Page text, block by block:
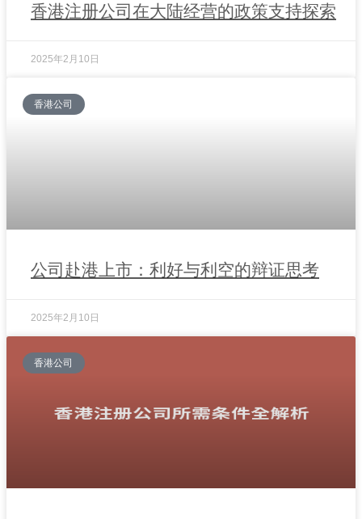
香港注册公司在大陆经营的政策支持探索
2025年2月10日
香港公司
公司赴港上市：利好与利空的辩证思考
2025年2月10日
香港公司